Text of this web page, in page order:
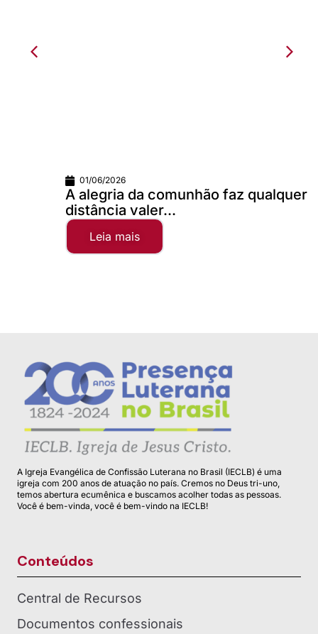
01/06/2026
A alegria da comunhão faz qualquer
distância valer...
Leia mais
A Igreja Evangélica de Confissão Luterana no Brasil (IECLB) é uma
igreja com 200 anos de atuação no país. Cremos no Deus tri-uno,
temos abertura ecumênica e buscamos acolher todas as pessoas.
Você é bem-vinda, você é bem-vindo na IECLB!
Conteúdos
Central de Recursos
Documentos confessionais